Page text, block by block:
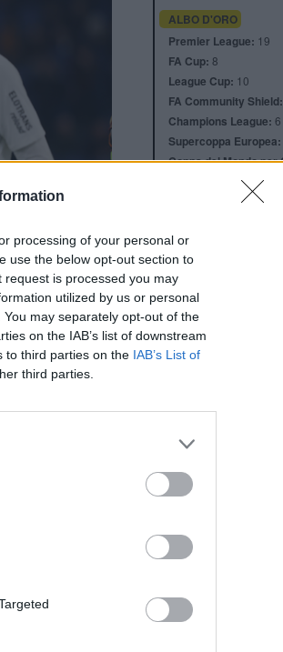
processing of your personal or
use the below opt-out section to
is processed you may
utilized by us or personal
may separately opt-out of the
on the IAB’s list of downstream
to third parties on the IAB’s List of
third parties.
che arriva
per la prossima
League, con
Francoforte infatti
anni, fino al 30
ALBO D'ORO
Premier League: 19
FA Cup: 8
League Cup: 10
FA Community Shield:
Champions League: 6
Supercoppa Europea:
Coppa del Mondo per
Liverpool: è già
possibili ritorni
Leoni vede il
dall'infortunio
Chi è Ibrahim
mirino del Liverpool
Tottenham
agenti, De Zerbi
PSG, Mbaye fuori